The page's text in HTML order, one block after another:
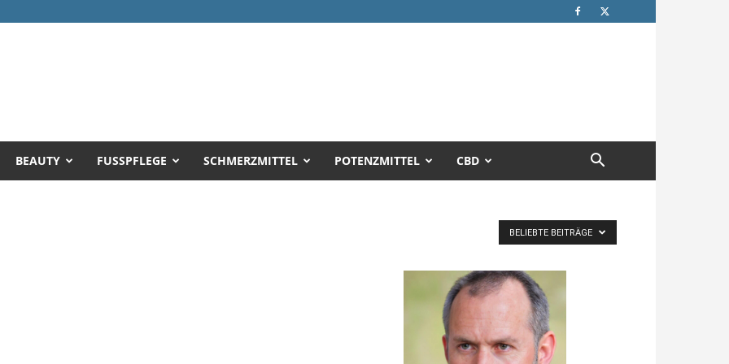
BEAUTY FUSSPFLEGE SCHMERZMITTEL POTENZMITTEL CBD
BELIEBTE BEITRÄGE